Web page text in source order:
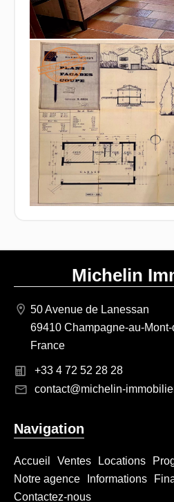
Michelin
50 Avenue de Lanessan
69410 Champagne-au-Mont-
France
+33 4 72 52 28 28
contact@michelin-
Navigation
Accueil Ventes Locations
Notre agence
Informations
Contactez-nous